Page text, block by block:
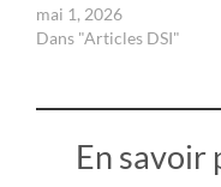
mai 1, 2026
Dans "Articles DSI"
En savoir